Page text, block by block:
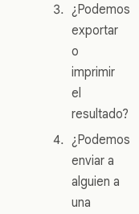
¿Podemos
exportar
o
imprimir
el
resultado?
¿Podemos
enviar a
alguien a
una